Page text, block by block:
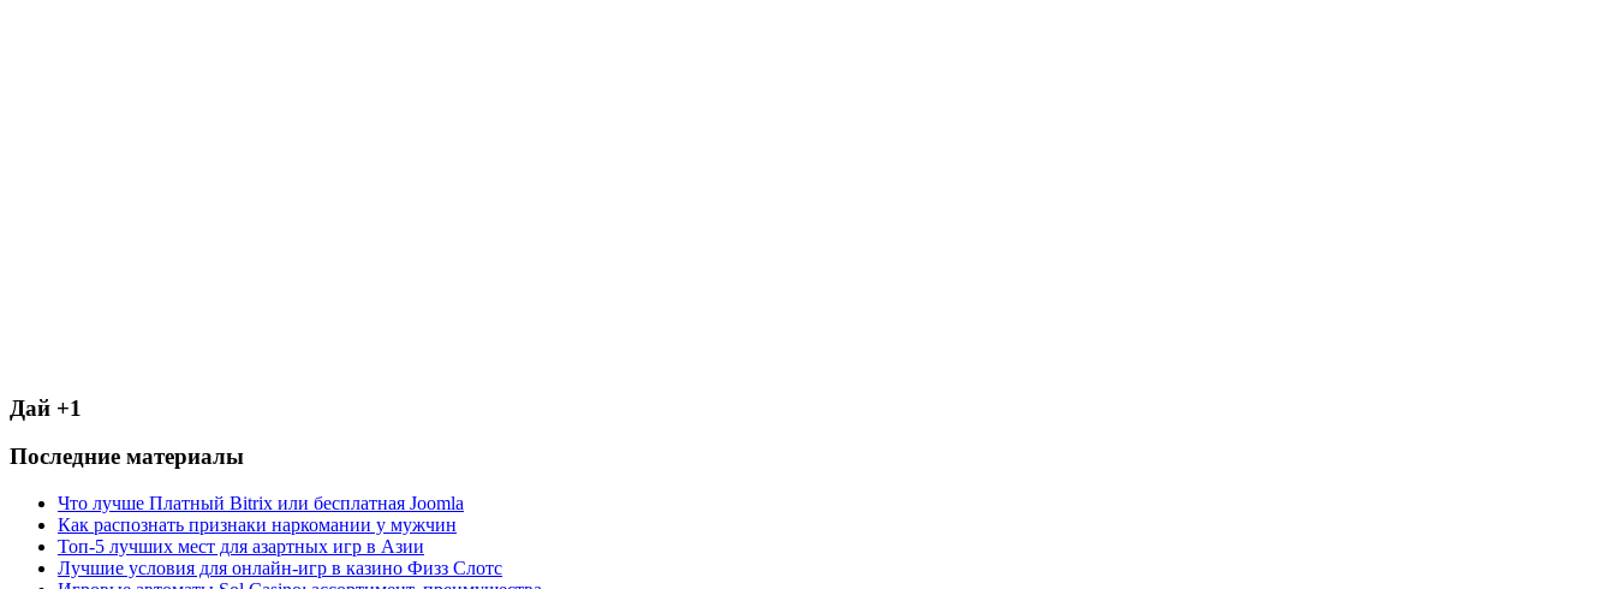
Дай +1
Последние материалы
Что лучше Платный Bitrix или бесплатная Joomla
Как распознать признаки наркомании у мужчин
Топ-5 лучших мест для азартных игр в Азии
Лучшие условия для онлайн-игр в казино Физз Слотс